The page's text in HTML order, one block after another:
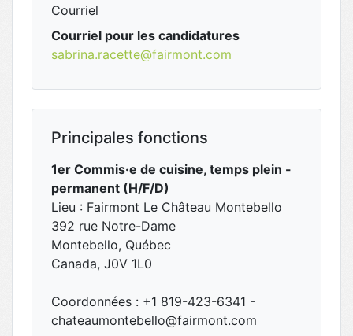
Courriel
Courriel pour les candidatures
sabrina.racette@fairmont.com
Principales fonctions
1er Commis·e de cuisine, temps plein -
permanent (H/F/D)
Lieu : Fairmont Le Château Montebello
392 rue Notre-Dame
Montebello, Québec
Canada, J0V 1L0
Coordonnées : +1 819-423-6341 -
chateaumontebello@fairmont.com